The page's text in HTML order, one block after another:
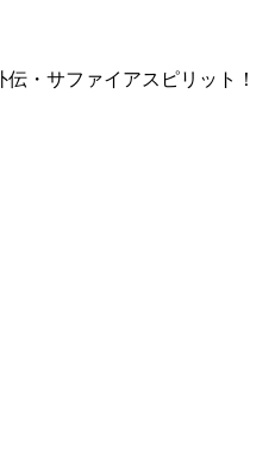
・サファイアスピリット！